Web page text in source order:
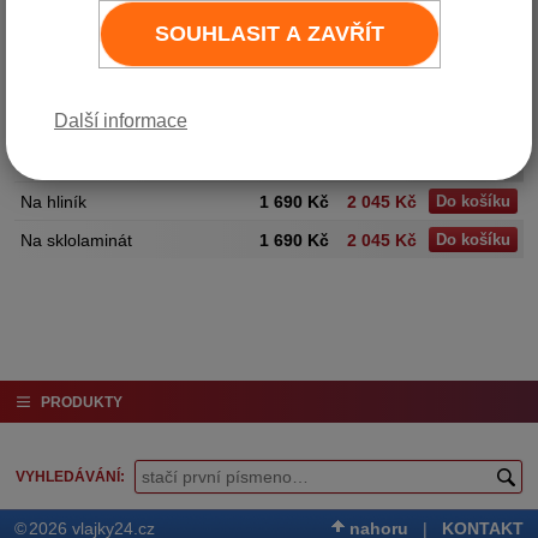
sklolaminátového stožáru se
hlavice nasouvá na stožár a
vnitřní průměr hlavice je 6,4 cm.
Na hliník
1 690 Kč 2 045 Kč Do košíku
Na sklolaminát 1 690 Kč 2 045 Kč Do košíku
VYHLEDÁVÁNÍ
PRODUKTY
©2026 vlajky24.cz nahoru | KONTAKT
SOUHLASIT A ZAVŘÍT
Další informace